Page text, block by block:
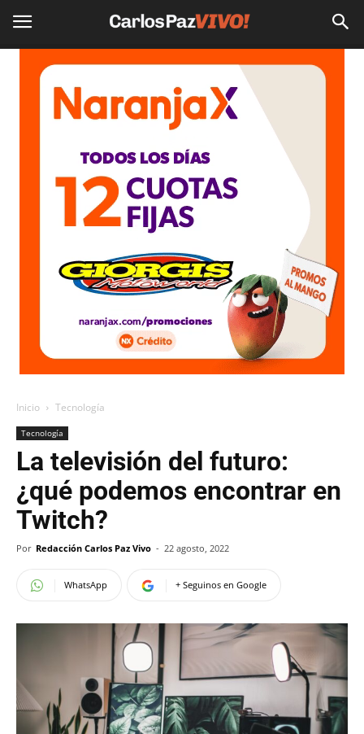
Inicio Tecnología
Tecnología
La televisión del futuro:
¿qué podemos encontrar en
Twitch?
Por Redacción Carlos Paz Vivo - 22 agosto, 2022
WhatsApp + Seguinos en Google